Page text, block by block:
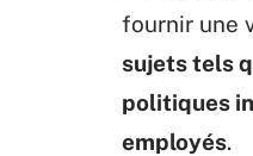
fournir une
sujets tels
politiques
employés.